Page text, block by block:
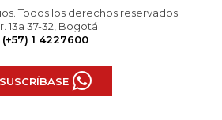
Todos los derechos reservados.
13a 37-32, Bogotá
(+57) 1 4227600
SUSCRÍBASE